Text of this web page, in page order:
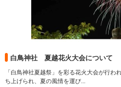
白鳥神社 夏越花火大会について
「白鳥神社夏越祭」を彩る花火大会が行
ち上げられ、夏の風情を運び...